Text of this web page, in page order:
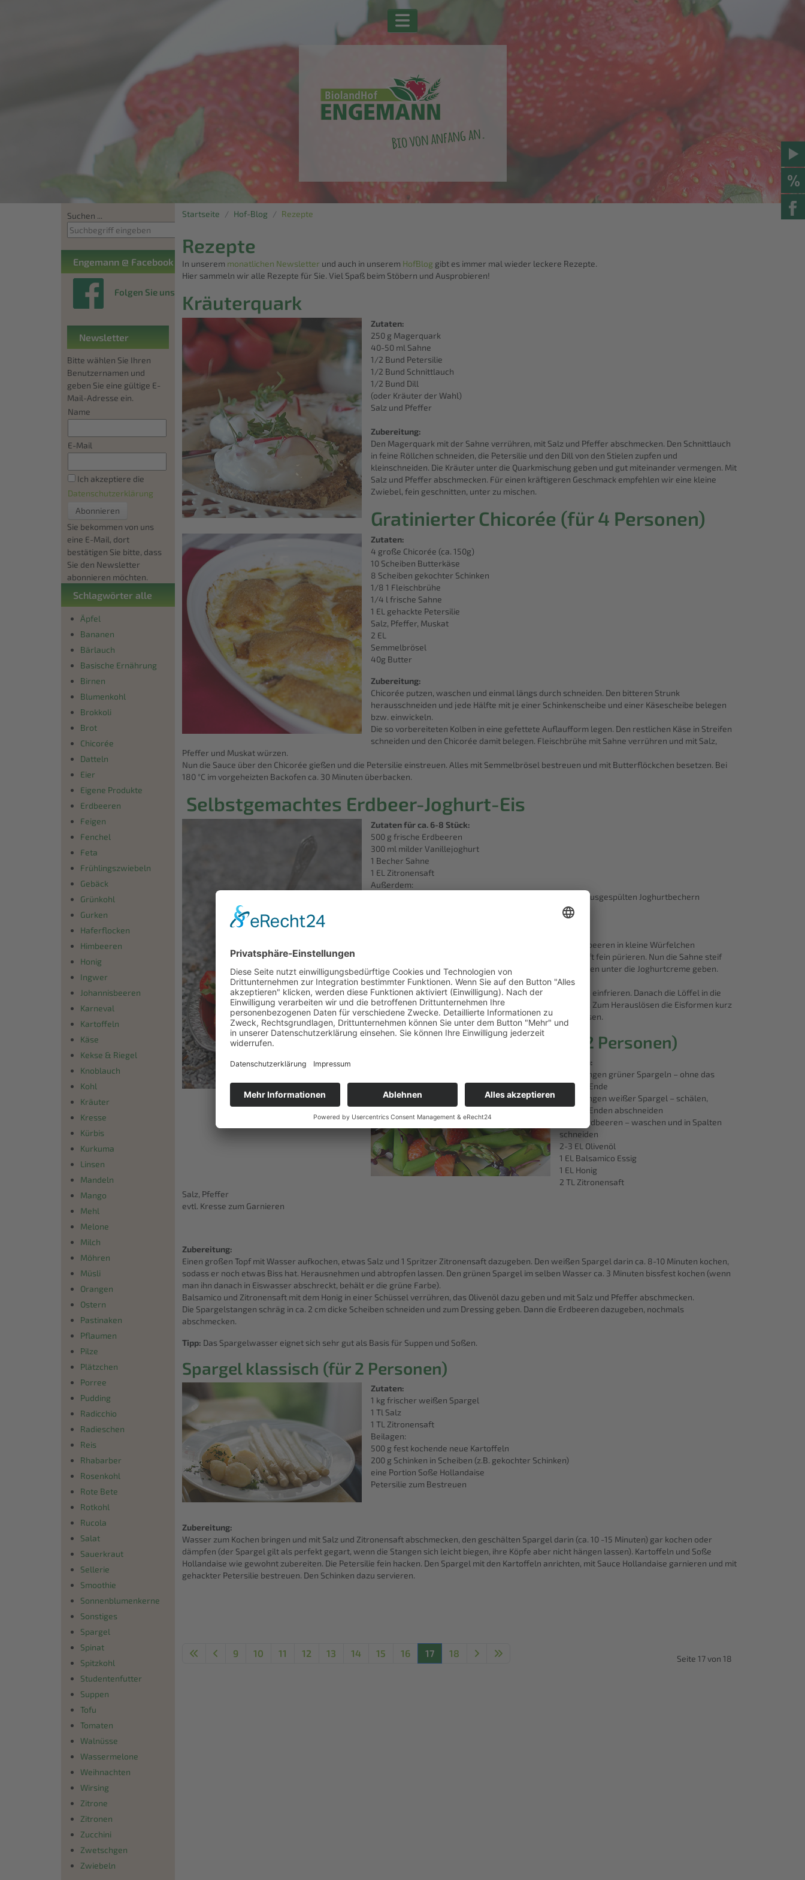
Suchen ...
Engemann @ Facebook
Folgen Sie uns
Newsletter
Bitte wählen Sie Ihren
Benutzernamen und
geben Sie eine gültige E-
Mail-Adresse ein.
Name
E-Mail
Ich akzeptiere die
Datenschutzerklärung
Sie bekommen von uns
eine E-Mail, dort
bestätigen Sie bitte, dass
Sie den Newsletter
abonnieren möchten.
Schlagwörter alle
Äpfel
Bananen
Bärlauch
Basische Ernährung
Birnen
Blumenkohl
Brokkoli
Brot
Chicorée
Datteln
Eier
Eigene Produkte
Erdbeeren
Feigen
Fenchel
Feta
Frühlingszwiebeln
Gebäck
Grünkohl
Gurken
Haferflocken
Himbeeren
Honig
Ingwer
Johannisbeeren
Karneval
Kartoffeln
Käse
Kekse & Riegel
Knoblauch
Kohl
Kräuter
Kresse
Kürbis
Kurkuma
Linsen
Mandeln
Mango
Mehl
Melone
Milch
Möhren
Müsli
Orangen
Ostern
Pastinaken
Pflaumen
Pilze
Plätzchen
Porree
Pudding
Radicchio
Radieschen
Reis
Rhabarber
Rosenkohl
Rote Bete
Rotkohl
Rucola
Salat
Sauerkraut
Sellerie
Smoothie
Sonnenblumenkerne
Sonstiges
Spargel
Spinat
Spitzkohl
Studentenfutter
Suppen
Tofu
Tomaten
Walnüsse
Wassermelone
Weihnachten
Wirsing
Zitrone
Zitronen
Zucchini
Zwetschgen
Zwiebeln
Startseite Hof-Blog Rezepte
Rezepte
In unserem monatlichen Newsletter und auch in unserem HofBlog gibt es immer mal wieder leckere Rezepte.
Hier sammeln wir alle Rezepte für Sie. Viel Spaß beim Stöbern und Ausprobieren!
Kräuterquark
Zutaten:
250 g Magerquark
40-50 ml Sahne
1/2 Bund Petersilie
1/2 Bund Schnittlauch
1/2 Bund Dill
(oder Kräuter der Wahl)
Salz und Pfeffer
Zubereitung:
Den Magerquark mit der Sahne verrühren, mit Salz und Pfeffer abschmecken. Den Schnittlauch
in feine Röllchen schneiden, die Petersilie und den Dill von den Stielen zupfen und
kleinschneiden. Die Kräuter unter die Quarkmischung geben und gut miteinander vermengen. Mit
Salz und Pfeffer abschmecken. Für einen kräftigeren Geschmack empfehlen wir eine kleine
Zwiebel, fein geschnitten, unter zu mischen.
Gratinierter Chicorée (für 4 Personen)
Zutaten:
4 große Chicorée (ca. 150g)
10 Scheiben Butterkäse
8 Scheiben gekochter Schinken
1/8 1 Fleischbrühe
1/4 l frische Sahne
1 EL gehackte Petersilie
Salz, Pfeffer, Muskat
2 EL
Semmelbrösel
40g Butter
Zubereitung:
Chicorée putzen, waschen und einmal längs durch schneiden. Den bitteren Strunk
herausschneiden und jede Hälfte mit je einer Schinkenscheibe und einer Käsescheibe belegen
bzw. einwickeln.
Die so vorbereiteten Kolben in eine gefettete Auflaufform legen. Den restlichen Käse in Streifen
schneiden und den Chicorée damit belegen. Fleischbrühe mit Sahne verrühren und mit Salz,
Pfeffer und Muskat würzen.
Nun die Sauce über den Chicorée gießen und die Petersilie einstreuen. Alles mit Semmelbrösel bestreuen und mit Butterflöckchen besetzen. Bei
180 °C im vorgeheizten Backofen ca. 30 Minuten überbacken.
Selbstgemachtes Erdbeer-Joghurt-Eis
Zutaten für ca. 6-8 Stück:
500 g frische Erdbeeren
300 ml milder Vanillejoghurt
1 Becher Sahne
1 EL Zitronensaft
Außerdem:
Eisförmchen, es klappt aber auch mit Kaffeetassen oder ausgespülten Joghurtbechern
Die Erdbeeren waschen und trocken tupfen. Ca. 100 g Erdbeeren in kleine Würfelchen
schneiden. Den Rest mit dem Joghurt und dem Zitronensaft fein pürieren. Nun die Sahne steif
schlagen und zusammen mit den klein gehackten Erdbeeren unter die Joghurtcreme geben.
In die Förmchen oder Becher verteilen und ca. 45 Minuten einfrieren. Danach die Löffel in die
angefrorene Eiscreme geben und ca. 5 Stunden gefrieren. Zum Herauslösen die Eisformen kurz
in heißes Wasser tauchen und vorsichtig am Stil herauslösen.
Spargel-Erdbeer-Salat (Für 2 Personen)
Zutaten:
6-8 Stangen grüner Spargeln – ohne das
holzige Ende
6-8 Stangen weißer Spargel – schälen,
holzige Enden abschneiden
200 g Erdbeeren – waschen und in Spalten
schneiden
2-3 EL Olivenöl
1 EL Balsamico Essig
1 EL Honig
2 TL Zitronensaft
Salz, Pfeffer
evtl. Kresse zum Garnieren
Zubereitung:
Einen großen Topf mit Wasser aufkochen, etwas Salz und 1 Spritzer Zitronensaft dazugeben. Den weißen Spargel darin ca. 8-10 Minuten kochen,
sodass er noch etwas Biss hat. Herausnehmen und abtropfen lassen. Den grünen Spargel im selben Wasser ca. 3 Minuten bissfest kochen (wenn
man ihn danach in Eiswasser abschreckt, behält er die grüne Farbe).
Balsamico und Zitronensaft mit dem Honig in einer Schüssel verrühren, das Olivenöl dazu geben und mit Salz und Pfeffer abschmecken.
Die Spargelstangen schräg in ca. 2 cm dicke Scheiben schneiden und zum Dressing geben. Dann die Erdbeeren dazugeben, nochmals
abschmecken.
Tipp: Das Spargelwasser eignet sich sehr gut als Basis für Suppen und Soßen.
Spargel klassisch (für 2 Personen)
Zutaten:
1 kg frischer weißen Spargel
1 Tl Salz
1 TL Zitronensaft
Beilagen:
500 g fest kochende neue Kartoffeln
200 g Schinken in Scheiben (z.B. gekochter Schinken)
eine Portion Soße Hollandaise
Petersilie zum Bestreuen
Zubereitung:
Wasser zum Kochen bringen und mit Salz und Zitronensaft abschmecken, den geschälten Spargel darin (ca. 10 -15 Minuten) gar kochen oder
dämpfen (der Spargel gilt als perfekt gegart, wenn die Stangen sich leicht biegen, ihre Köpfe aber nicht hängen lassen). Kartoffeln und Soße
Hollandaise wie gewohnt zubereiten. Die Petersilie fein hacken. Den Spargel mit den Kartoffeln anrichten, mit Sauce Hollandaise garnieren und mit
gehackter Petersilie bestreuen. Den Schinken dazu servieren.
Seite 17 von 18
9 10 11 12 13 14 15 16 17 18